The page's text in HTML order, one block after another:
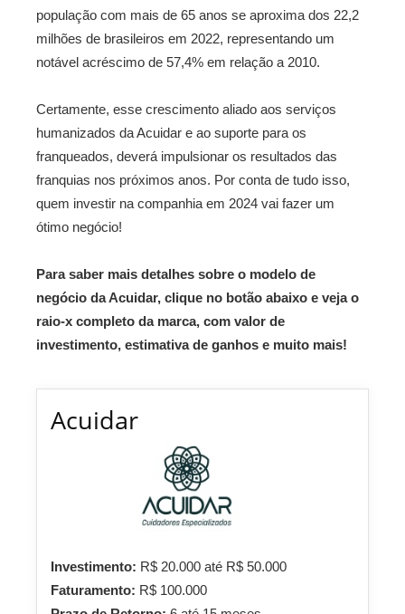
população com mais de 65 anos se aproxima dos 22,2
milhões de brasileiros em 2022, representando um
notável acréscimo de 57,4% em relação a 2010.
Certamente, esse crescimento aliado aos serviços
humanizados da Acuidar e ao suporte para os
franqueados, deverá impulsionar os resultados das
franquias nos próximos anos. Por conta de tudo isso,
quem investir na companhia em 2024 vai fazer um
ótimo negócio!
Para saber mais detalhes sobre o modelo de
negócio da Acuidar, clique no botão abaixo e veja o
raio-x completo da marca, com valor de
investimento, estimativa de ganhos e muito mais!
Acuidar
Investimento: R$ 20.000 até R$ 50.000
Faturamento: R$ 100.000